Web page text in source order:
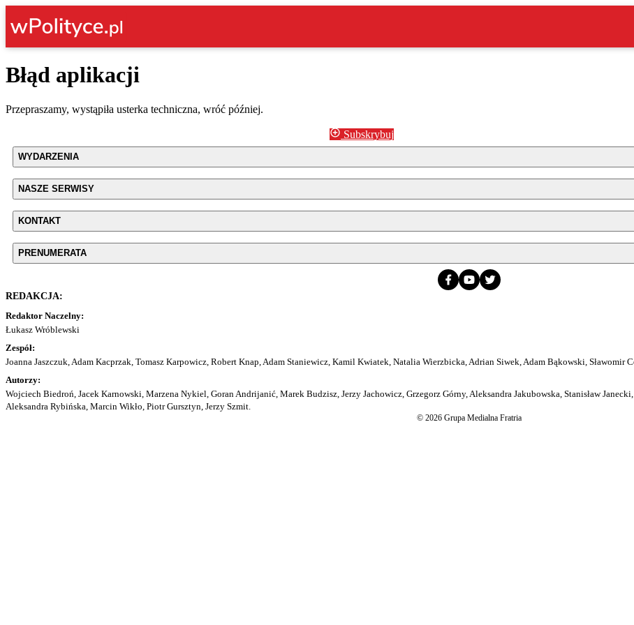
Błąd aplikacji
Przepraszamy, wystąpiła usterka techniczna, wróć później.
Subskrybuj
WYDARZENIA
NASZE SERWISY
KONTAKT
PRENUMERATA
REDAKCJA:
Redaktor Naczelny:
Łukasz Wróblewski
Zespół:
Joanna Jaszczuk, Adam Kacprzak, Tomasz Karpowicz, Robert Knap, Adam Staniewicz, Kamil Kwiatek, Natalia Wierzbicka, Adrian Siwek, Adam Bąkowski, Sławomir
Autorzy:
Wojciech Biedroń, Jacek Karnowski, Marzena Nykiel, Goran Andrijanić, Marek Budzisz, Jerzy Jachowicz, Grzegorz Górny, Aleksandra Jakubowska, Stanisław
Aleksandra Rybińska, Marcin Wikło, Piotr Gursztyn, Jerzy Szmit.
© 2026 Grupa Medialna Fratria